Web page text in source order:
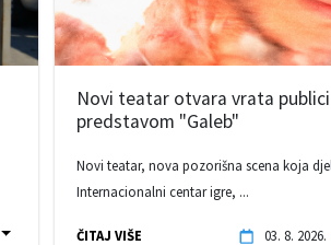
Novi teatar otvara vrata
predstavom "Galeb"
Novi teatar, nova pozorišna scena koja
Internacionalni centar igre, ...
ČITAJ VIŠE 03. 8. 2026.